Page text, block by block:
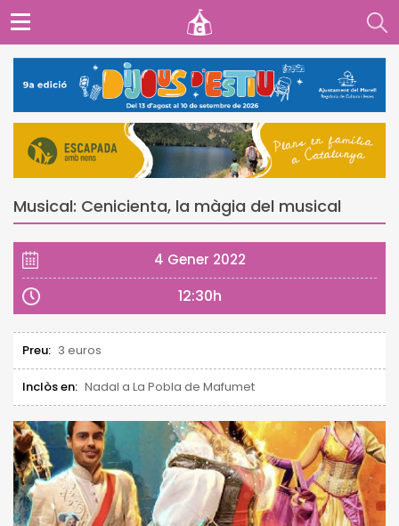
Musical: Cenicienta, la màgia del musical
4 Gener 2022
12:30h
Preu: 3 euros
Inclòs en: Nadal a La Pobla de Mafumet